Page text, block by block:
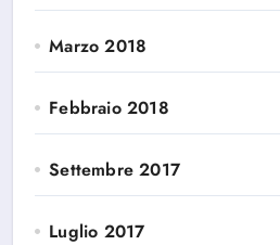
Marzo 2018
Febbraio 2018
Settembre 2017
Luglio 2017